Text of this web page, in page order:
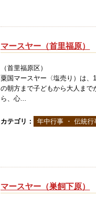
マースヤー（首里福原）
（首里福原区）
粟国マースヤー〈塩売り）は、
の朝方まで子どもから大人ま
ら、心...
カテゴリ： 年中行事 ・ 伝統行
マースヤー（巣飼下原）